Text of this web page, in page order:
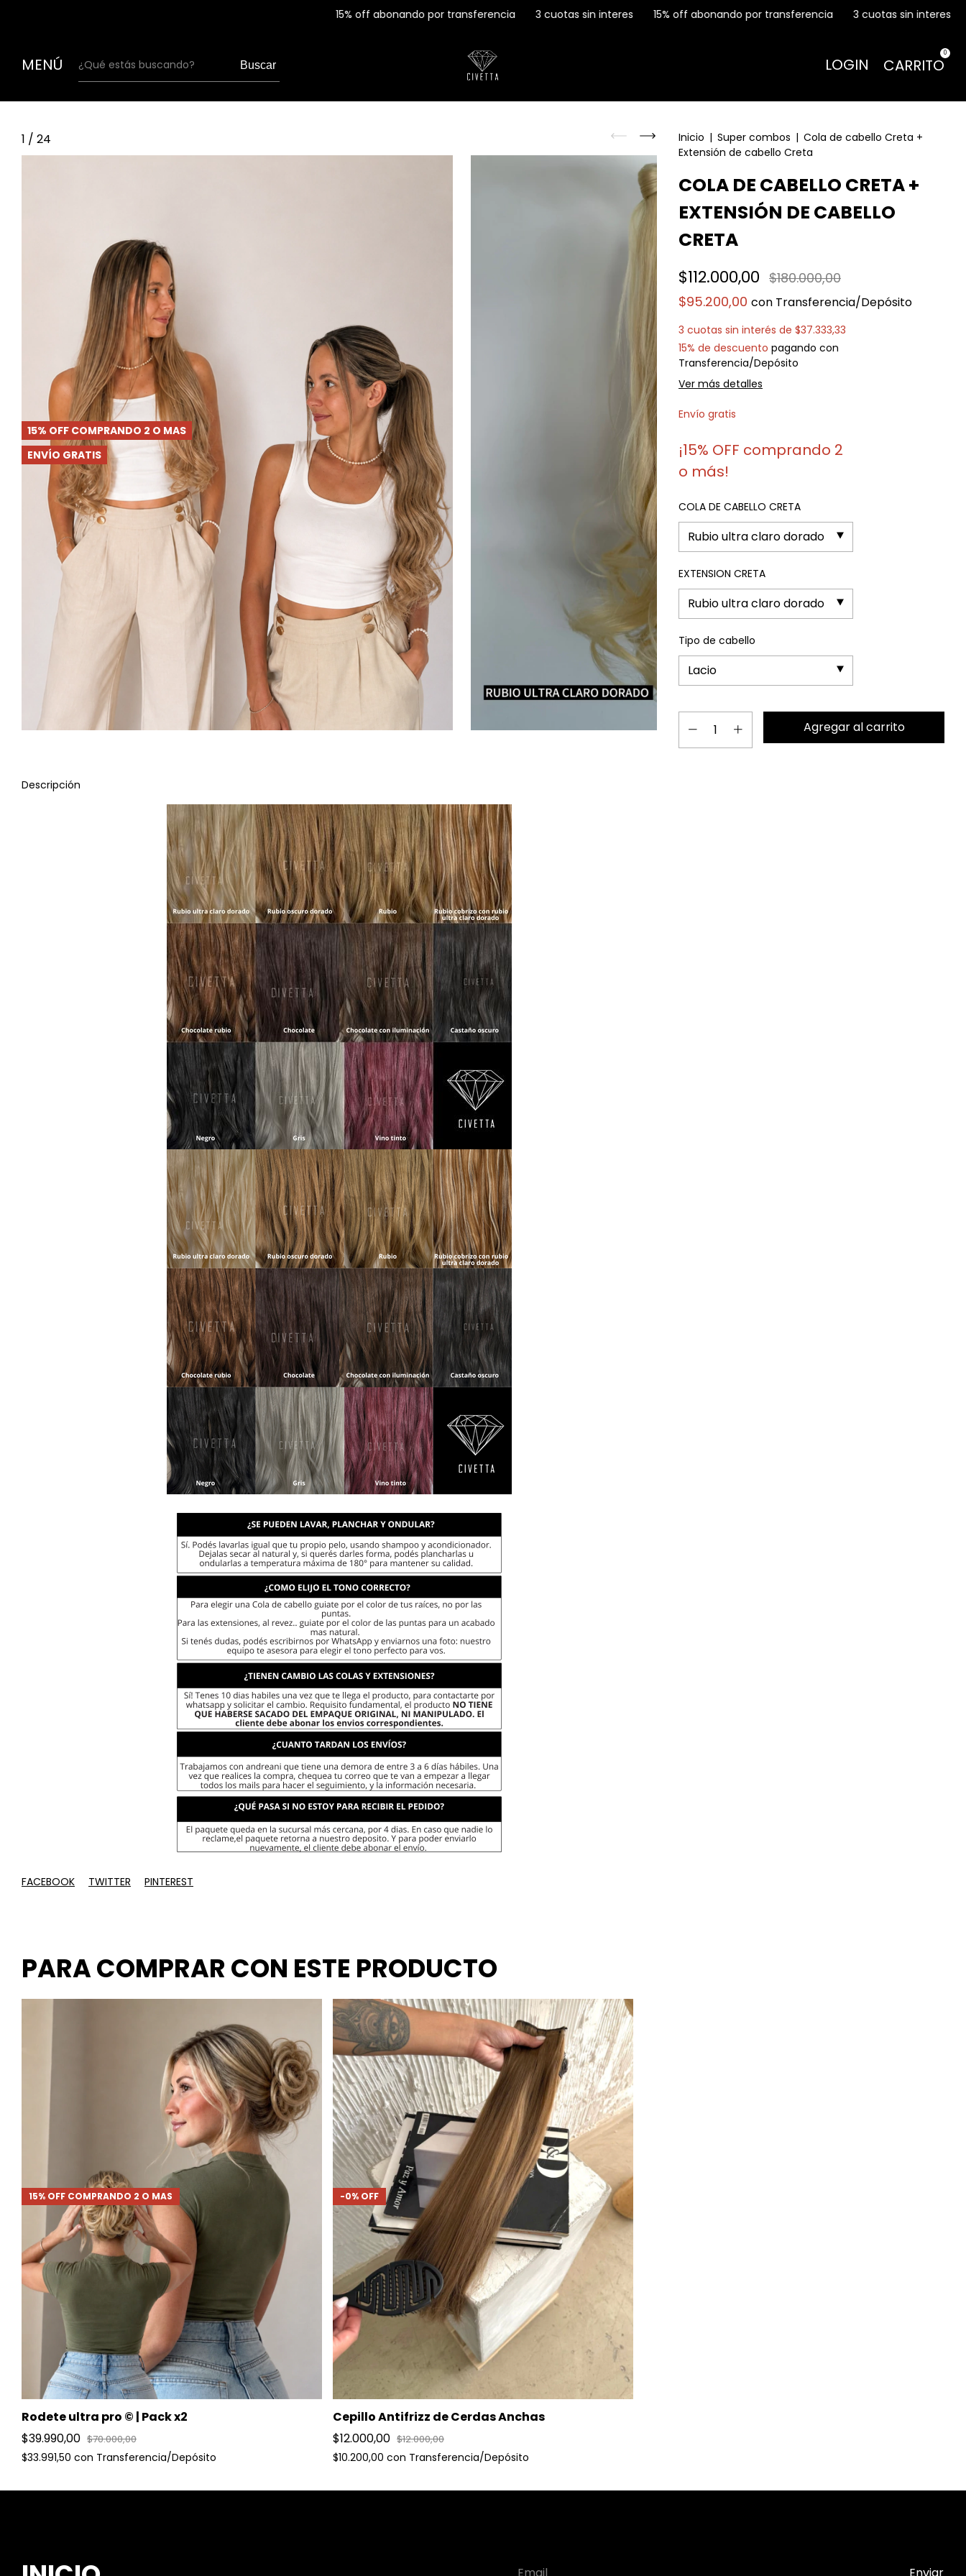
15% off abonando por transferencia 3 cuotas sin interes 15% off abonando por transferencia 3 cuotas sin interes 15% off
MENÚ Buscar LOGIN CARRITO
0
1 / 24
15% OFF COMPRANDO 2 O MAS
ENVÍO GRATIS
Inicio | Super combos | Cola de cabello Creta +
Extensión de cabello Creta
COLA DE CABELLO CRETA +
EXTENSIÓN DE CABELLO
CRETA
$112.000,00 $180.000,00
$95.200,00 con Transferencia/Depósito
3 cuotas sin interés de $37.333,33
15% de descuento pagando con
Transferencia/Depósito
Ver más detalles
Envío gratis
¡15% OFF comprando 2
o más!
COLA DE CABELLO CRETA
EXTENSION CRETA
Tipo de cabello
Descripción
FACEBOOK TWITTER PINTEREST
PARA COMPRAR CON ESTE PRODUCTO
15% OFF COMPRANDO 2 O MAS
Rodete ultra pro © | Pack x2
$39.990,00 $70.000,00
$33.991,50 con Transferencia/Depósito
-0% OFF
Cepillo Antifrizz de Cerdas Anchas
$12.000,00 $12.000,00
$10.200,00 con Transferencia/Depósito